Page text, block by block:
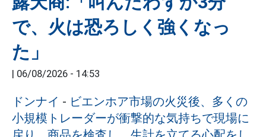
で、火は恐ろしく強くなっ
た」
| 06/08/2026 - 14:53
ドンナイ - ビエンホア市場の火災後、多くの
小規模トレーダーが衝撃的な気持ちで現場に